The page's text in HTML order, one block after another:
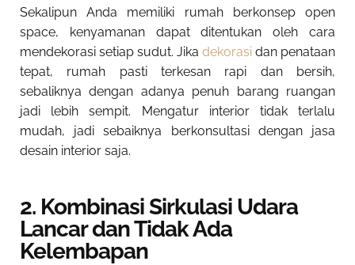
Sekalipun Anda memiliki rumah berkonsep open
space, kenyamanan dapat ditentukan oleh cara
mendekorasi setiap sudut. Jika dekorasi dan penataan
tepat, rumah pasti terkesan rapi dan bersih,
sebaliknya dengan adanya penuh barang ruangan
jadi lebih sempit. Mengatur interior tidak terlalu
mudah, jadi sebaiknya berkonsultasi dengan jasa
desain interior saja.
2. Kombinasi Sirkulasi Udara
Lancar dan Tidak Ada
Kelembapan